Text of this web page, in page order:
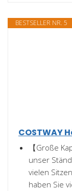
BESTSELLER NR. 5
COSTWAY
【Große
unser
vielen
haben Sie